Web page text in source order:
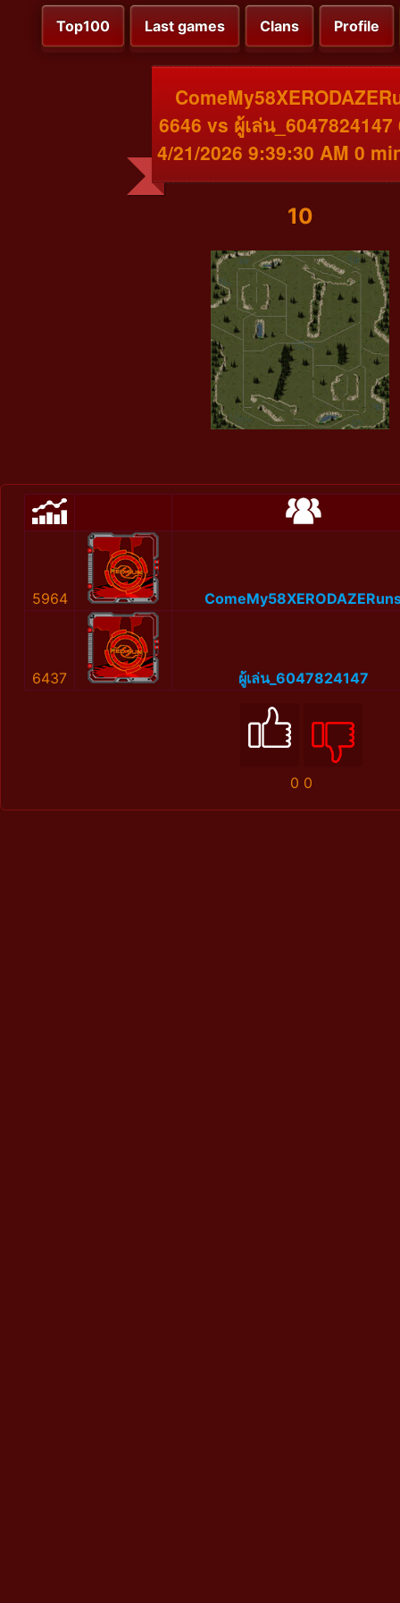
Top100 Last games Clans Profile
6646 vs ผู้เล่น_6047824147
4/21/2026 9:39:30 AM 0
10
5964
6437 ผู้เล่น_6047824147
0 0